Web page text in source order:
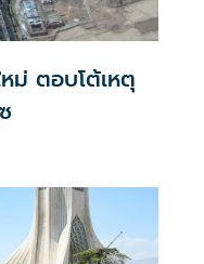
ม่ ตอบโต้เหตุ